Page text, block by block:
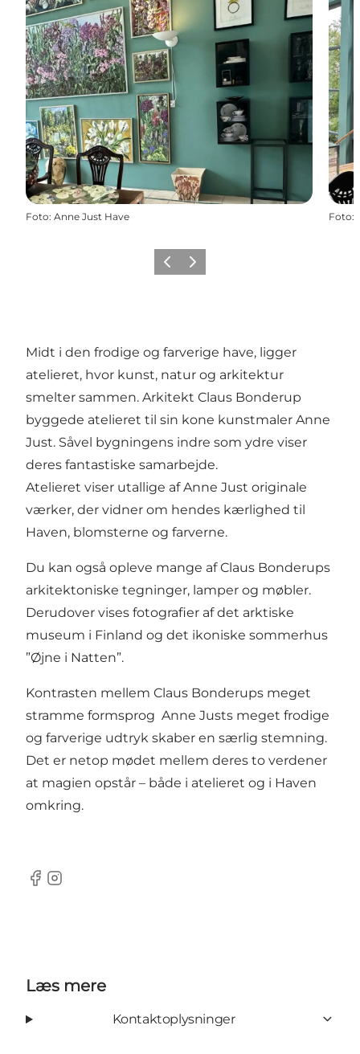
Foto: Anne Just Have Foto:
ForrigeNæste
Midt i den frodige og farverige have, ligger
atelieret, hvor kunst, natur og arkitektur
smelter sammen. Arkitekt Claus Bonderup
byggede atelieret til sin kone kunstmaler Anne
Just. Såvel bygningens indre som ydre viser
deres fantastiske samarbejde.
Atelieret viser utallige af Anne Just originale
værker, der vidner om hendes kærlighed til
Haven, blomsterne og farverne.
Du kan også opleve mange af Claus Bonderups
arkitektoniske tegninger, lamper og møbler.
Derudover vises fotografier af det arktiske
museum i Finland og det ikoniske sommerhus
”Øjne i Natten”.
Kontrasten mellem Claus Bonderups meget
stramme formsprog Anne Justs meget frodige
og farverige udtryk skaber en særlig stemning.
Det er netop mødet mellem deres to verdener
at magien opstår – både i atelieret og i Haven
omkring.
Facebook
Instagram
Læs mere
Kontaktoplysninger